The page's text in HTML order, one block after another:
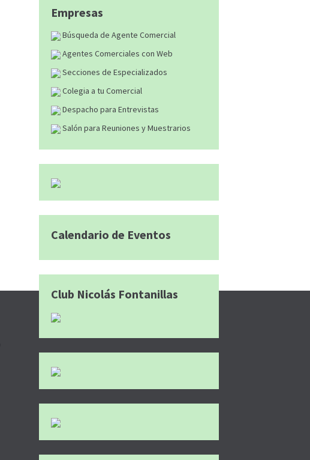
Empresas
Búsqueda de Agente Comercial
Agentes Comerciales con Web
Secciones de Especializados
Colegia a tu Comercial
Despacho para Entrevistas
Salón para Reuniones y Muestrarios
Calendario de Eventos
Club Nicolás Fontanillas